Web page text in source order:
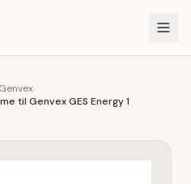
Genvex
til Genvex GES Energy 1